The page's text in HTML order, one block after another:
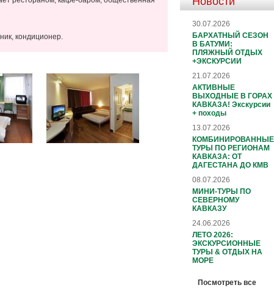
кондиционер.
30.07.2026
БАРХАТНЫЙ СЕЗОН
В БАТУМИ:
ПЛЯЖНЫЙ ОТДЫХ
+ЭКСКУРСИИ
21.07.2026
АКТИВНЫЕ
ВЫХОДНЫЕ В ГОРАХ
КАВКАЗА! Экскурсии
+ походы
13.07.2026
КОМБИНИРОВАННЫЕ
ТУРЫ ПО РЕГИОНАМ
КАВКАЗА: ОТ
ДАГЕСТАНА ДО КМВ
08.07.2026
МИНИ-ТУРЫ ПО
СЕВЕРНОМУ
КАВКАЗУ
24.06.2026
ЛЕТО 2026:
ЭКСКУРСИОННЫЕ
ТУРЫ & ОТДЫХ НА
МОРЕ
Посмотреть все